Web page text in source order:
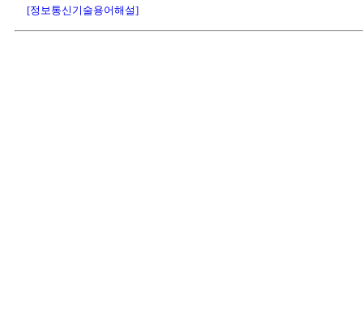
[정보통신기술용어해설]